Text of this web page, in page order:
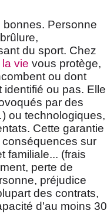
Personne
du sport. Chez
vie vous protège,
ou dont
ou pas. Elle
par des
ou technologiques,
Cette garantie
sur
familiale... (frais
perte de
préjudice
des contrats,
d'au moins 30